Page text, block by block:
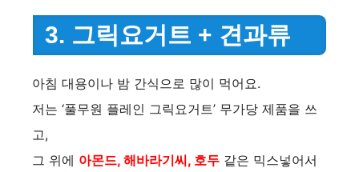
V
i
3. 그릭요거트 + 견과류
아침 대용이나 밤 간식으로 많이 먹어요.
저는 ‘풀무원 플레인 그릭요거트’ 무가당 제품을 쓰
고,
그 위에 아몬드, 해바라기씨, 호두 같은 믹스넣어서